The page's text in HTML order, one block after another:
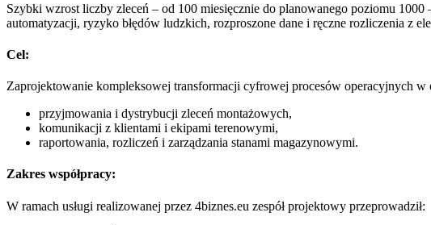
Szybki wzrost liczby zleceń – od 100 miesięcznie do planowanego poziomu
automatyzacji, ryzyko błędów ludzkich, rozproszone dane i ręczne rozliczenia z
Cel:
Zaprojektowanie kompleksowej transformacji cyfrowej procesów operacyjnych w
przyjmowania i dystrybucji zleceń montażowych,
komunikacji z klientami i ekipami terenowymi,
raportowania, rozliczeń i zarządzania stanami magazynowymi.
Zakres współpracy:
W ramach usługi realizowanej przez 4biznes.eu zespół projektowy przeprowadził: